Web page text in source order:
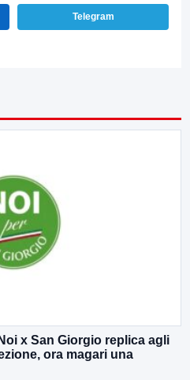
Telegram
x San Giorgio replica agli
ora magari una